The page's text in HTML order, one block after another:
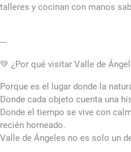
talleres y cocinan con manos
---
💚 ¿Por qué visitar Valle de
Porque es el lugar donde la
Donde cada objeto cuenta una
Donde el tiempo se vive con
recién horneado.
Valle de Ángeles no es solo un